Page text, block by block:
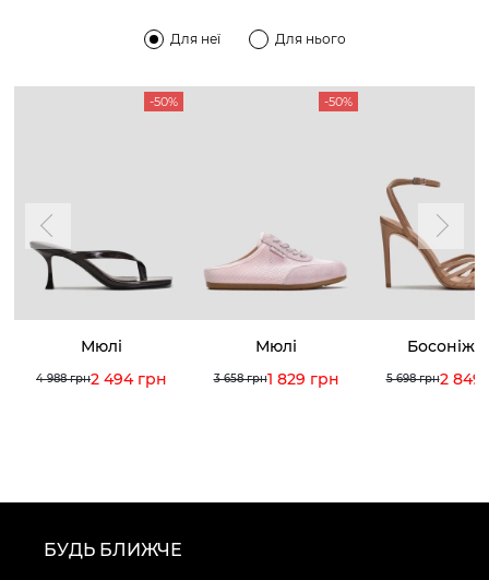
Для неї Для нього
-50%
Мюлі
4 988 грн2 494 грн
-50%
Мюлі
3 658 грн1 829 грн 5 698 грн2 849
БУДЬ БЛИЖЧЕ